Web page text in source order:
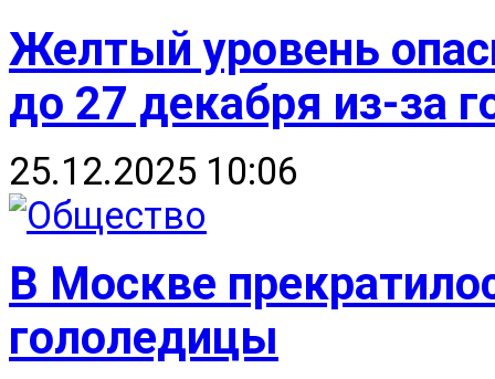
Желтый уровень
до 27 декабря из-за
25.12.2025 10:06
В Москве
гололедицы